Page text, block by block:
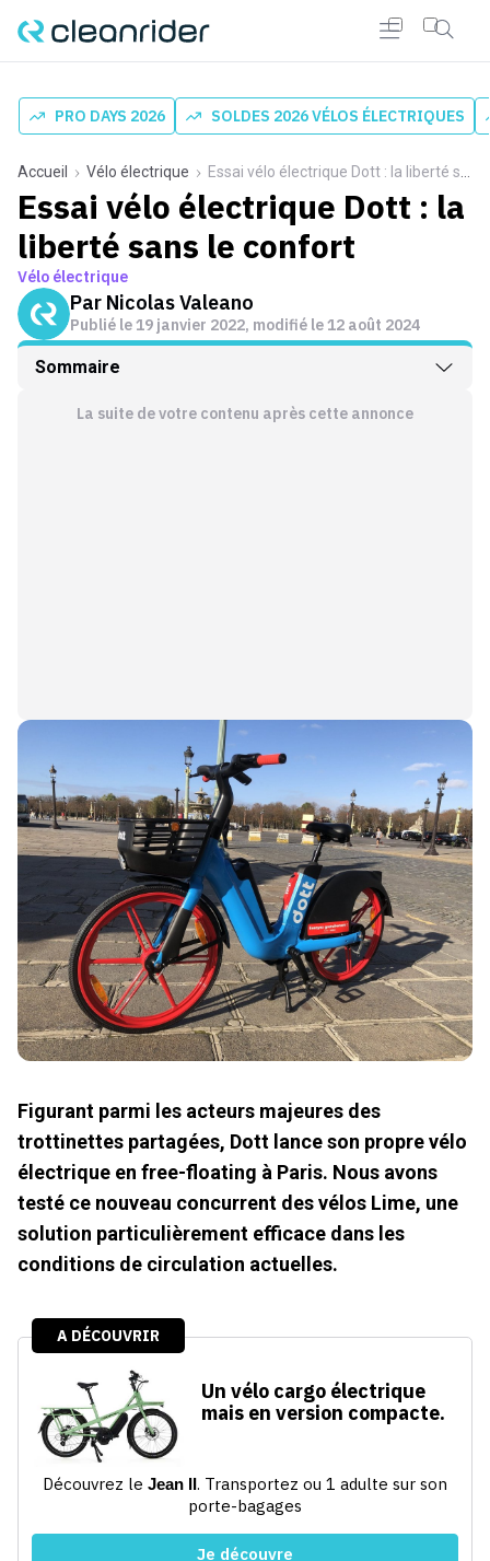
PRO DAYS 2026 SOLDES 2026 VÉLOS ÉLECTRIQUES
Accueil Vélo électrique Essai vélo électrique Dott : la liberté sans le confort
Essai vélo électrique Dott : la
liberté sans le confort
Vélo électrique
Par Nicolas Valeano
Publié le19 janvier 2022, modifié le 12 août 2024
Sommaire
La suite de votre contenu après cette annonce
Figurant parmi les acteurs majeures des
trottinettes partagées, Dott lance son propre vélo
électrique en free-floating à Paris. Nous avons
testé ce nouveau concurrent des vélos Lime, une
solution particulièrement efficace dans les
conditions de circulation actuelles.